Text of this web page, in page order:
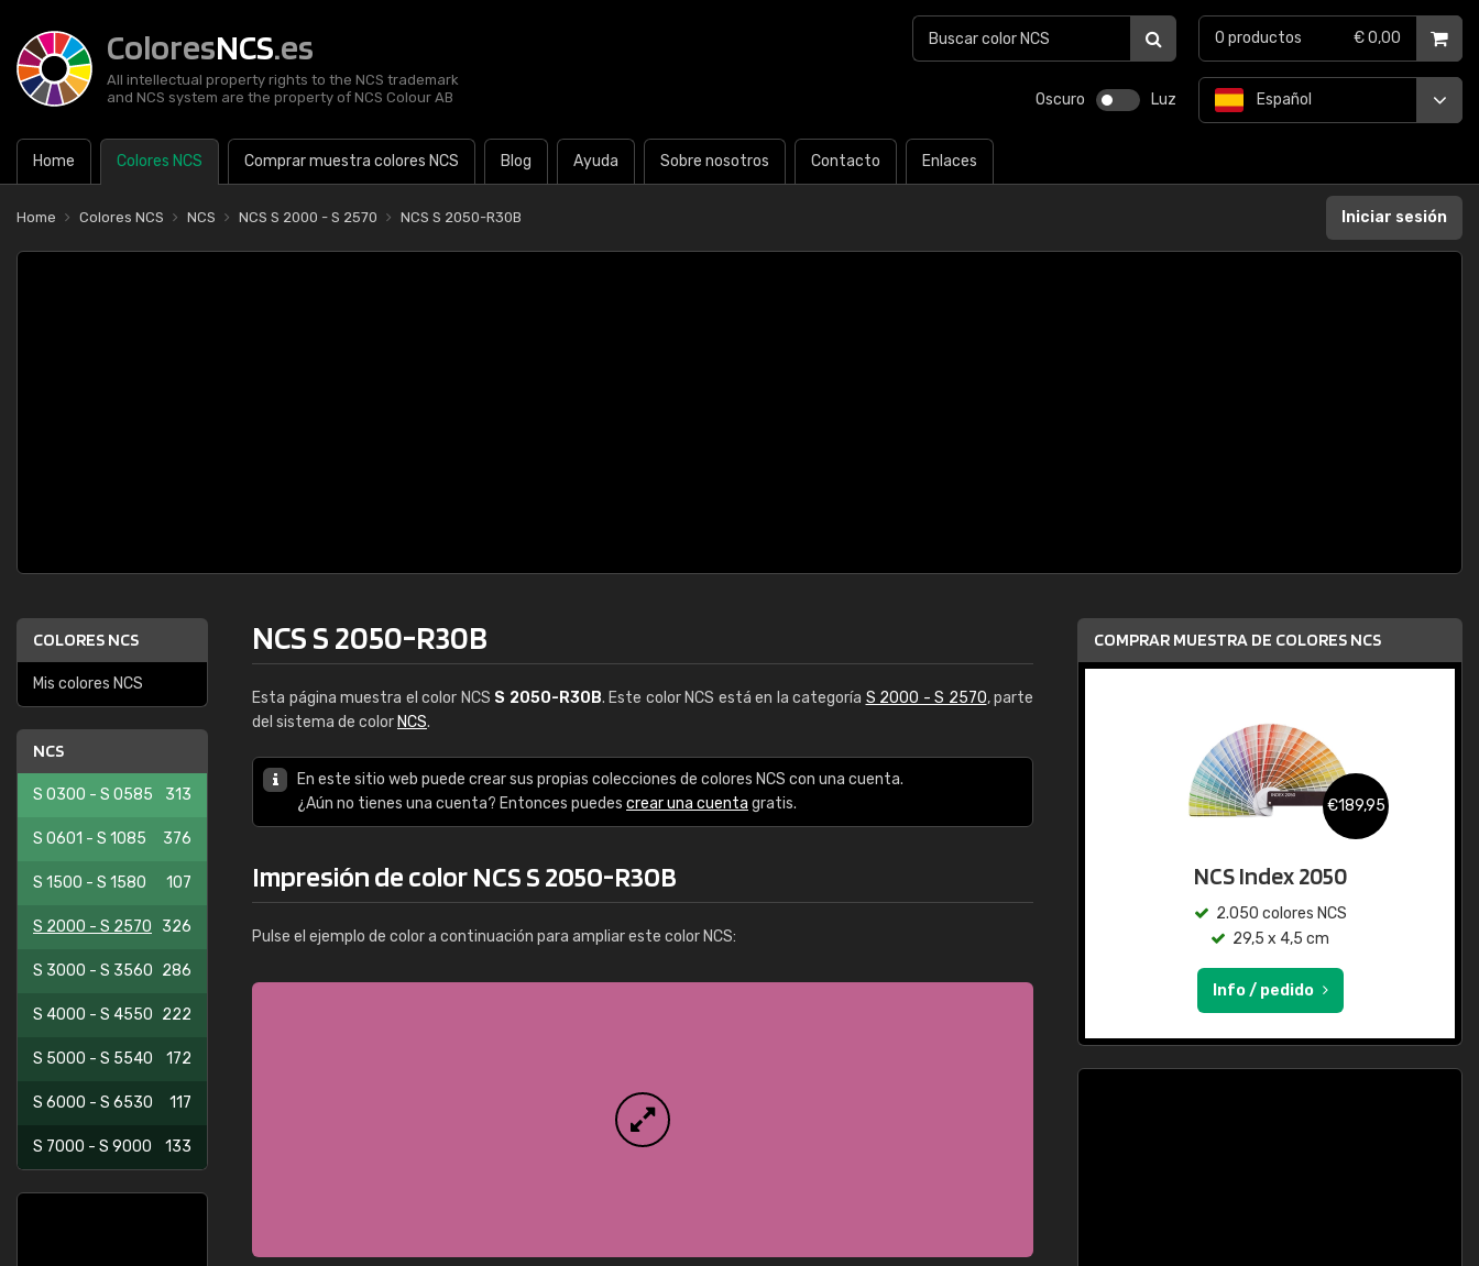
ColoresNCS.es
All intellectual property rights to the NCS trademark
and NCS system are the property of NCS Colour AB
Oscuro Luz
Home Colores NCS Comprar muestra colores NCS Blog Ayuda Sobre nosotros Contacto Enlaces
Español
0 productos € 0,00
Home Colores NCS NCS NCS S 2000 - S 2570 NCS S 2050-R30B Iniciar sesión
COLORES NCS
Mis colores NCS
NCS
S 0300 - S 0585 313
S 0601 - S 1085 376
S 1500 - S 1580 107
S 2000 - S 2570 326
S 3000 - S 3560 286
S 4000 - S 4550 222
S 5000 - S 5540 172
S 6000 - S 6530 117
S 7000 - S 9000 133
NCS S 2050-R30B
Esta página muestra el color NCS S 2050-R30B. Este color NCS está en la categoría S 2000 - S 2570, parte
del sistema de color NCS.
En este sitio web puede crear sus propias colecciones de colores NCS con una cuenta.
¿Aún no tienes una cuenta? Entonces puedes crear una cuenta gratis.
Impresión de color NCS S 2050-R30B
Pulse el ejemplo de color a continuación para ampliar este color NCS:
COMPRAR MUESTRA DE COLORES NCS
€189,95
NCS Index 2050
2.050 colores NCS
29,5 x 4,5 cm
Info / pedido